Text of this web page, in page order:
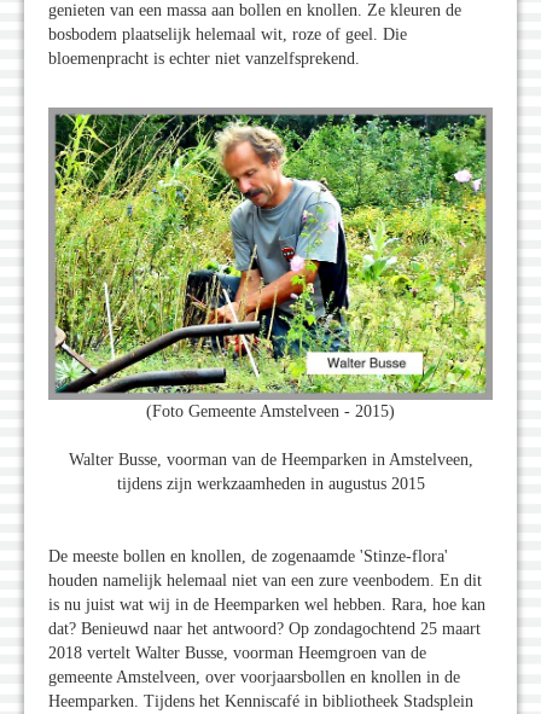
genieten van een massa aan bollen en knollen. Ze kleuren de
bosbodem plaatselijk helemaal wit, roze of geel. Die
bloemenpracht is echter niet vanzelfsprekend.
(Foto Gemeente Amstelveen - 2015)
Walter Busse, voorman van de Heemparken in Amstelveen,
tijdens zijn werkzaamheden in augustus 2015
De meeste bollen en knollen, de zogenaamde 'Stinze-flora'
houden namelijk helemaal niet van een zure veenbodem. En dit
is nu juist wat wij in de Heemparken wel hebben. Rara, hoe kan
dat? Benieuwd naar het antwoord? Op zondagochtend 25 maart
2018 vertelt Walter Busse, voorman Heemgroen van de
gemeente Amstelveen, over voorjaarsbollen en knollen in de
Heemparken. Tijdens het Kenniscafé in bibliotheek Stadsplein